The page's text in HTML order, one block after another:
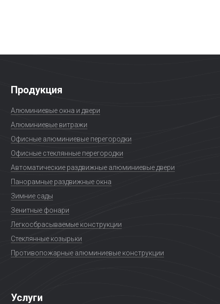
Продукция
Алюминиевые окна и двери
Алюминиевые витражи
Офисные алюминиевые перегородки
Офисные стеклянные перегородки
Автоматические раздвижные алюминиевые двери
Панорамные раздвижные окна
Зимние сады
Зенитные фонари
Легкосбрасываемые конструкции
Стеклянные козырьки
Противопожарные алюминиевые конструкции
Услуги